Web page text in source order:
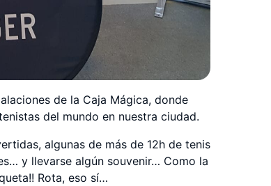
de la Caja Mágica, donde
del mundo en nuestra ciudad.
algunas de más de 12h de tenis
y llevarse algún souvenir… Como la
Rota, eso sí…